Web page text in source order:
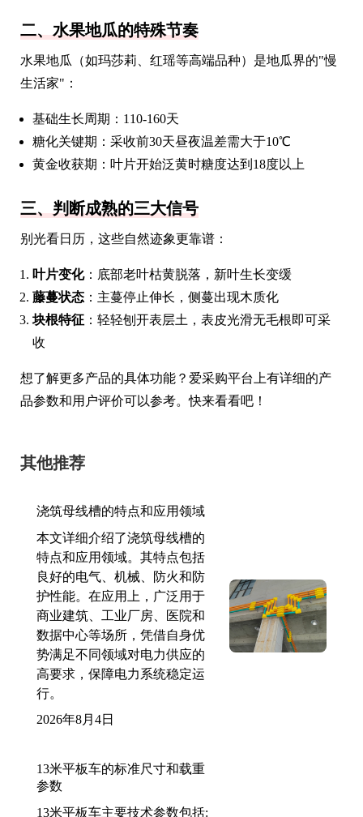
二、水果地瓜的特殊节奏
水果地瓜（如玛莎莉、红瑶等高端品种）是地瓜界的"慢
生活家"：
基础生长周期：110-160天
糖化关键期：采收前30天昼夜温差需大于10℃
黄金收获期：叶片开始泛黄时糖度达到18度以上
三、判断成熟的三大信号
别光看日历，这些自然迹象更靠谱：
叶片变化：底部老叶枯黄脱落，新叶生长变缓
藤蔓状态 ：主蔓停止伸长，侧蔓出现木质化
块根特征 ：轻轻刨开表层土，表皮光滑无毛根即可采
收
想了解更多产品的具体功能？爱采购平台上有详细的产
品参数和用户评价可以参考。快来看看吧！
其他推荐
浇筑母线槽的特点和应用领域
本文详细介绍了浇筑母线槽的
特点和应用领域。其特点包括
良好的电气、机械、防火和防
护性能。在应用上，广泛用于
商业建筑、工业厂房、医院和
数据中心等场所，凭借自身优
势满足不同领域对电力供应的
高要求，保障电力系统稳定运
行。
2026年8月4日
13米平板车的标准尺寸和载重
参数
13米平板车主要技术参数包括: